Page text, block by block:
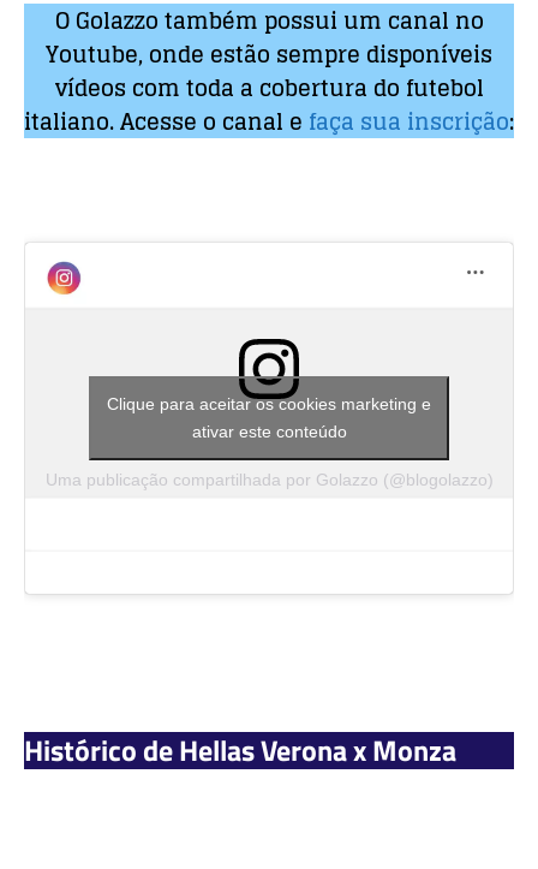
O Golazzo também possui um canal no
Youtube, onde estão sempre disponíveis
vídeos com toda a cobertura do futebol
italiano. Acesse o canal e faça sua inscrição:
Uma publicação compartilhada por Golazzo (@blogolazzo)
Clique para aceitar os cookies marketing e
ativar este conteúdo
Histórico de Hellas Verona x Monza